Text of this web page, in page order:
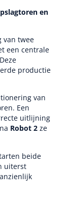
en
van twee
een centrale
productie
van
Een
uitlijning
Robot 2 ze
beide
uiterst